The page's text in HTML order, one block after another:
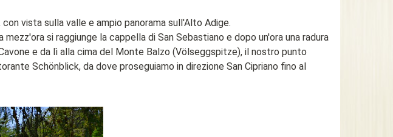
vista sulla valle e ampio panorama sull'Alto Adige.
si raggiunge la cappella di San Sebastiano e dopo un'ora una radura
e da lì alla cima del Monte Balzo (Völseggspitze), il nostro punto
Schönblick, da dove proseguiamo in direzione San Cipriano fino al